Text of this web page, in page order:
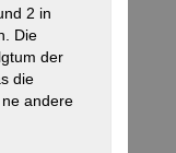
2 in
Die
der
die
andere